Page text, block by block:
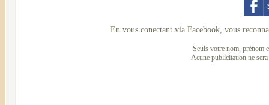
En vous conectant via Facebook, vous
Seuls votre nom, prénom
Acune publicitation ne